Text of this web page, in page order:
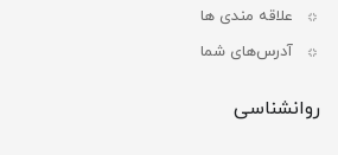
علاقه مندی ها
آدرس‌های شما
روانشناسی